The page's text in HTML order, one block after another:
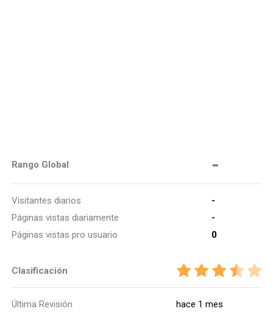
Rango Global -
Visitantes diarios
-
Páginas vistas diariamente
-
Páginas vistas pro usuario
0
Clasificación
Última Revisión hace 1 mes